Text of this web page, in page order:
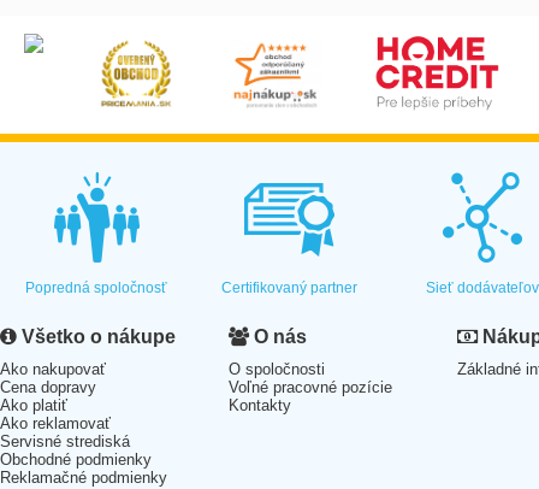
Popredná spoločnosť Certifikovaný partner Sieť dodávateľov
Všetko o nákupe
Ako nakupovať
Cena dopravy
Ako platiť
Ako reklamovať
Servisné strediská
Obchodné podmienky
Reklamačné podmienky
O nás
O spoločnosti
Voľné pracovné pozície
Kontakty
Základné